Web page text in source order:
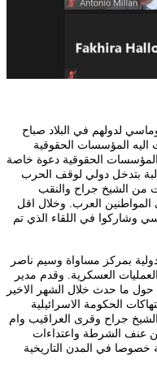
لدولهم في البلاد صباح
طارئ دعت اليه المؤسسات الحقوقية
الحقوقية دعوة خاصة
بتدخل دولي لوقف الحرب
من الشيخ جراح والنقب
المواطنين العرب. وخلال اقل
وشاركوا في اللقاء الذي تم
بمركز مساواة وسيم ناصر
العسكرية. وقدم مدير
ما حدث خلال الشهر الاخير
الحكومة الاسرائيلية
جراح وقرى العراقيب وام
عنف الشرطة واعتداءات
خصوصا في المدن التاريخية